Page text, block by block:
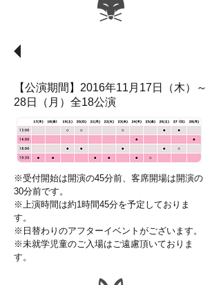
【公演期間】2016年11月17日（木）～
28日（月）全18公演
※受付開始は開演の45分前、客席開場は開演の
30分前です。
※上演時間は約1時間45分を予定しておりま
す。
※日替わりのアフターイベントがございます。
※未就学児童のご入場はご遠慮頂いておりま
す。